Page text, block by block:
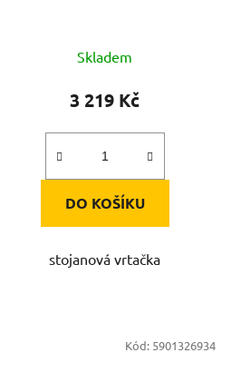
Skladem
3 219 Kč
DO KOŠÍKU
stojanová vrtačka
Kód: 5901326934